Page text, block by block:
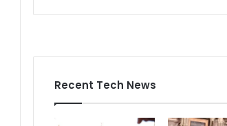
Recent Tech News